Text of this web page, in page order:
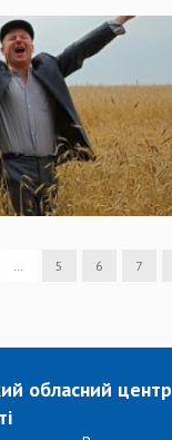
5 6 7
обласний центр